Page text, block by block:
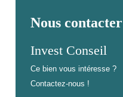
Nous contacter
Invest Conseil
Ce bien vous intéresse ?
Contactez-nous !